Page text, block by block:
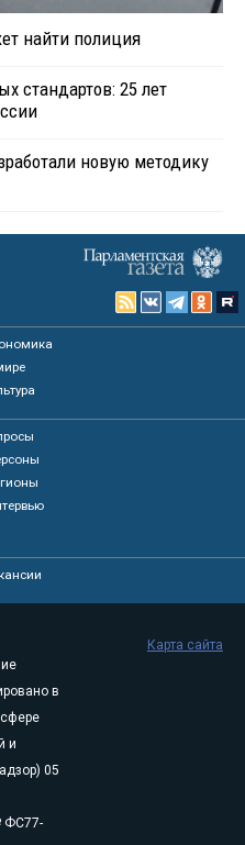
найти полиция
стандартов: 25 лет
новую методику
в
и
05
ФС77-
Карта сайта